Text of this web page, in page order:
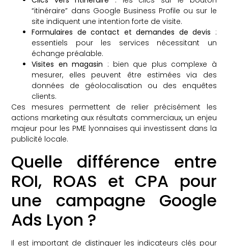
“itinéraire” dans Google Business Profile ou sur le
site indiquent une intention forte de visite.
Formulaires de contact et demandes de devis :
essentiels pour les services nécessitant un
échange préalable.
Visites en magasin : bien que plus complexe à
mesurer, elles peuvent être estimées via des
données de géolocalisation ou des enquêtes
clients.
Ces mesures permettent de relier précisément les
actions marketing aux résultats commerciaux, un enjeu
majeur pour les PME lyonnaises qui investissent dans la
publicité locale.
Quelle différence entre
ROI, ROAS et CPA pour
une campagne Google
Ads Lyon ?
Il est important de distinguer les indicateurs clés pour